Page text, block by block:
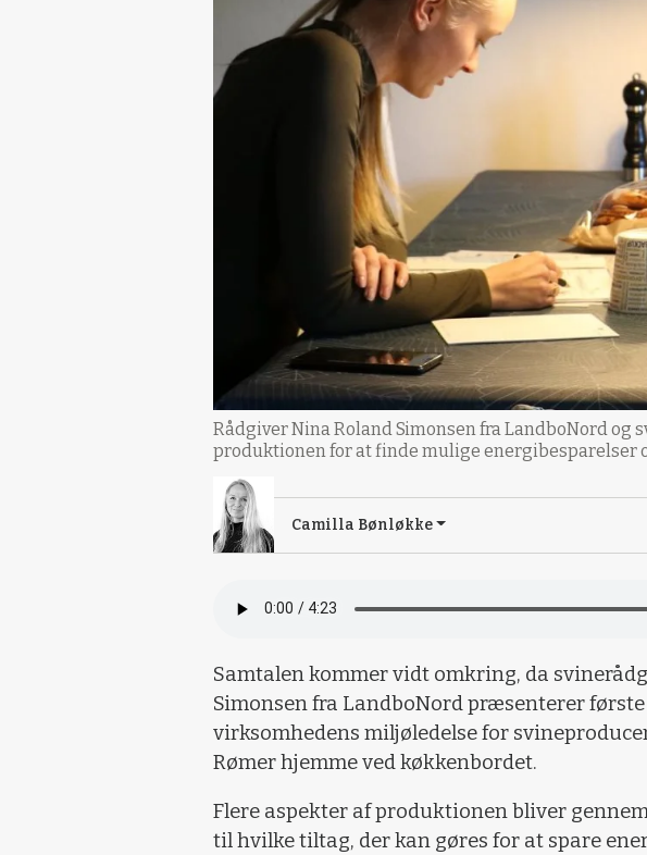
Rådgiver Nina Roland Simonsen fra LandboNord
produktionen for at finde mulige energibesparelser
Camilla Bønløkke
Samtalen kommer vidt omkring, da
Simonsen fra LandboNord præsenterer
virksomhedens miljøledelse for
Rømer hjemme ved køkkenbordet.
Flere aspekter af produktionen bliver
til hvilke tiltag, der kan gøres for at spare